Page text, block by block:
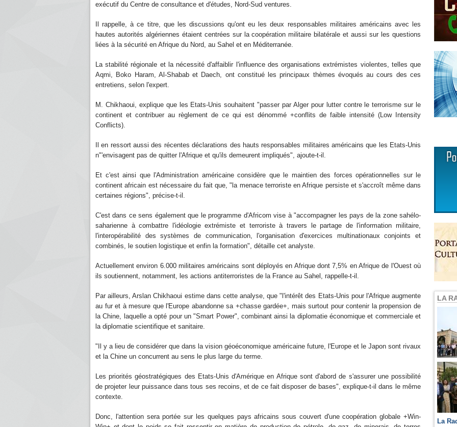
exécutif du Centre de consultance et d'études, Nord-Sud ventures.
Il rappelle, à ce titre, que les discussions qu'ont eu les deux responsables militaires américains avec les
hautes autorités algériennes étaient centrées sur la coopération militaire bilatérale et aussi sur les questions
liées à la sécurité en Afrique du Nord, au Sahel et en Méditerranée.
La stabilité régionale et la nécessité d'affaiblir l'influence des organisations extrémistes violentes, telles que
Aqmi, Boko Haram, Al-Shabab et Daech, ont constitué les principaux thèmes évoqués au cours des ces
entretiens, selon l'expert.
M. Chikhaoui, explique que les Etats-Unis souhaitent "passer par Alger pour lutter contre le terrorisme sur le
continent et contribuer au règlement de ce qui est dénommé +conflits de faible intensité (Low Intensity
Conflicts).
Il en ressort aussi des récentes déclarations des hauts responsables militaires américains que les Etats-Unis
n"'envisagent pas de quitter l'Afrique et qu'ils demeurent impliqués", ajoute-t-il.
Et c'est ainsi que l'Administration américaine considère que le maintien des forces opérationnelles sur le
continent africain est nécessaire du fait que, "la menace terroriste en Afrique persiste et s'accroît même dans
certaines régions", précise-t-il.
C'est dans ce sens également que le programme d'Africom vise à "accompagner les pays de la zone sahélo-
saharienne à combattre l'idéologie extrémiste et terroriste à travers le partage de l'information militaire,
l'interopérabilité des systèmes de communication, l'organisation d'exercices multinationaux conjoints et
combinés, le soutien logistique et enfin la formation", détaille cet analyste.
Actuellement environ 6.000 militaires américains sont déployés en Afrique dont 7,5% en Afrique de l'Ouest où
ils soutiennent, notamment, les actions antiterroristes de la France au Sahel, rappelle-t-il.
Par ailleurs, Arslan Chikhaoui estime dans cette analyse, que "l'intérêt des Etats-Unis pour l'Afrique augmente
au fur et à mesure que l'Europe abandonne sa +chasse gardée+, mais surtout pour contenir la propension de
la Chine, laquelle a opté pour un "Smart Power", combinant ainsi la diplomatie économique et commerciale et
la diplomatie scientifique et sanitaire.
"Il y a lieu de considérer que dans la vision géoéconomique américaine future, l'Europe et le Japon sont rivaux
et la Chine un concurrent au sens le plus large du terme.
Les priorités géostratégiques des Etats-Unis d'Amérique en Afrique sont d'abord de s'assurer une possibilité
de projeter leur puissance dans tous ses recoins, et de ce fait disposer de bases", explique-t-il dans le même
contexte.
Donc, l'attention sera portée sur les quelques pays africains sous couvert d'une coopération globale +Win-
LA
La